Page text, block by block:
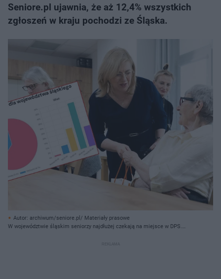
Seniore.pl ujawnia, że aż 12,4% wszystkich
zgłoszeń w kraju pochodzi ze Śląska.
Autor: archiwum/seniore.pl/ Materiały prasowe
W województwie śląskim seniorzy najdłużej czekają na miejsce w DPS.